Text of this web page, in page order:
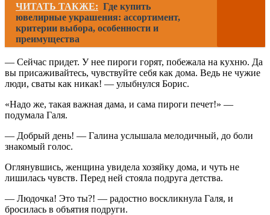
ЧИТАТЬ ТАКЖЕ: Где купить
ювелирные украшения: ассортимент,
критерии выбора, особенности и
преимущества
— Сейчас придет. У нее пироги горят, побежала на кухню. Да
вы присаживайтесь, чувствуйте себя как дома. Ведь не чужие
люди, сваты как никак! — улыбнулся Борис.
«Надо же, такая важная дама, и сама пироги печет!» —
подумала Галя.
— Добрый день! — Галина услышала мелодичный, до боли
знакомый голос.
Оглянувшись, женщина увидела хозяйку дома, и чуть не
лишилась чувств. Перед ней стояла подруга детства.
— Людочка! Это ты?! — радостно воскликнула Галя, и
бросилась в объятия подруги.